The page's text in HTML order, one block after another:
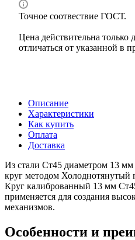
Точное соотвествие ГОСТ.
Цена действительна только
отличаться от указанной в
Описание
Характеристики
Как купить
Оплата
Доставка
Из стали Ст45 диаметром 13
круг методом
Круг калиброванный 13 мм
применяется для создания
механизмов.
Особенности и